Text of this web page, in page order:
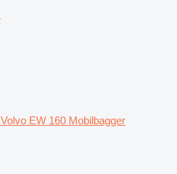
Volvo EW 160 Mobilbagger